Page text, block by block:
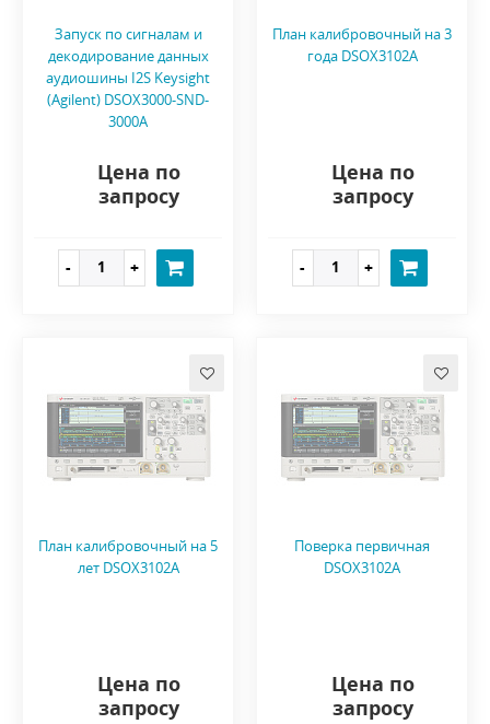
Запуск по сигналам и
декодирование данных
аудиошины I2S Keysight
(Agilent) DSOX3000-SND-
3000A
Цена по
запросу
План калибровочный на 3
года DSOX3102A
Цена по
запросу
План калибровочный на 5
лет DSOX3102A
Цена по
запросу
Поверка первичная
DSOX3102A
Цена по
запросу